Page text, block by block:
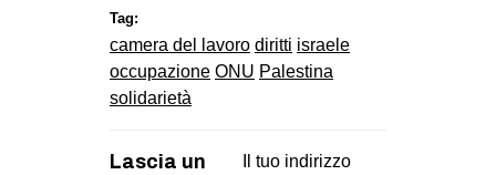
Tag:
camera del lavoro diritti israele
occupazione ONU Palestina
solidarietà
Lascia un
Il tuo indirizzo